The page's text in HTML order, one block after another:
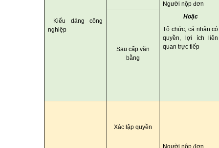
Kiểu dáng công
nghiệp
Người nộp đơn
Hoặc
Tổ chức, cá nhân có
quyền, lợi ích liên
quan trực tiếp
Sau cấp văn
bằng
Xác lập quyền
Người nộp đơn